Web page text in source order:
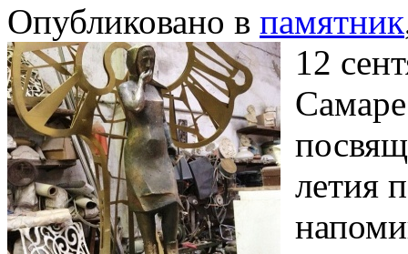
Опубликовано в памятник
12
летия